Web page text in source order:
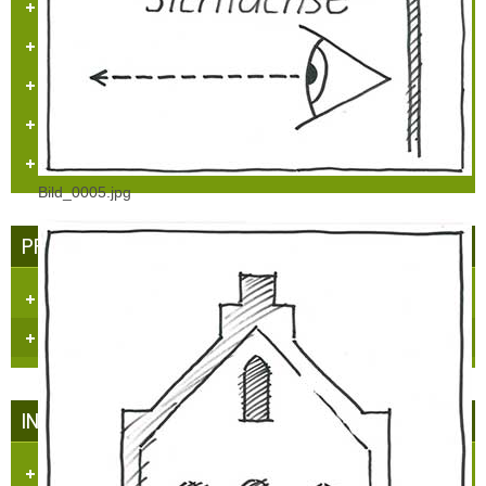
Bild_0005.jpg
„Heimatpreis 2019 KHB e.V.“
Heimatpreis Stadt Grevenbroich
BürgerPREIS 2020 Bürgerstiftung GV
„Umweltpreis 2024“ RKN
Urkunden/Preise
PRESSE - ECHO
Dorfzeitung "Et Blättche"
Regionale Presse
INFRASTRUKTUR IN HÜLCHRATH
Kataster/Karten